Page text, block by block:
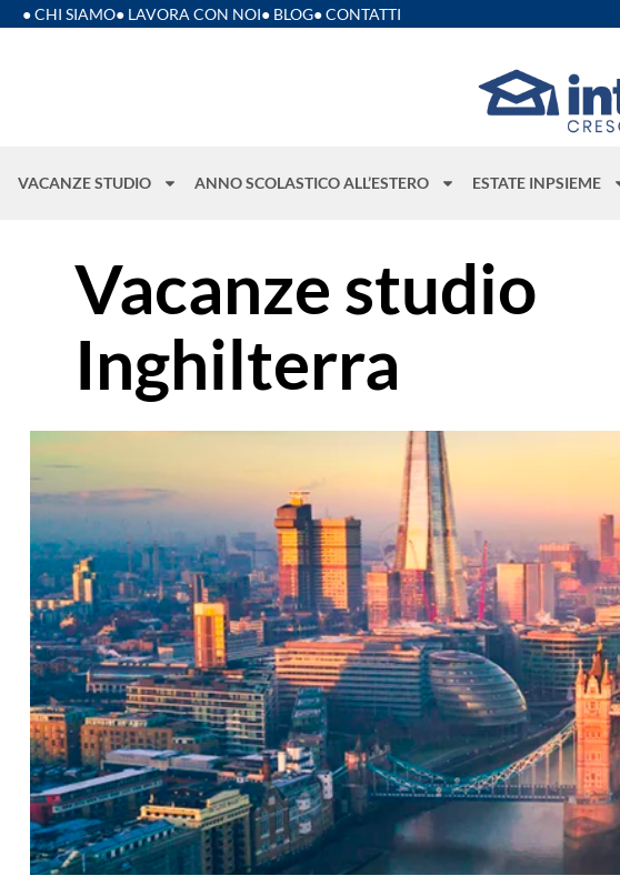
● CHI SIAMO● LAVORA CON NOI● BLOG● CONTATTI
VACANZE STUDIO ANNO SCOLASTICO ALL’ESTERO ESTATE INPSIEME
Vacanze studio
Inghilterra